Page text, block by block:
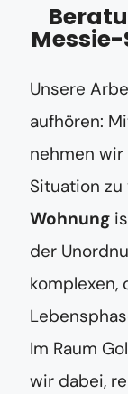
Unsere
aufhören:
nehmen
Situation
Wohnung
der
komplexen,
Im Raum
wir dabei,